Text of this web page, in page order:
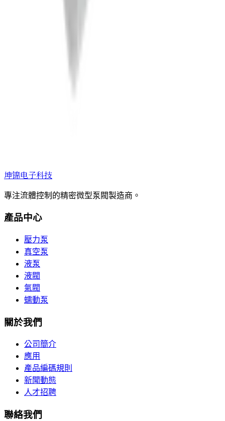
坤锦电子科技
專注流體控制的精密微型泵閥製造商。
產品中心
壓力泵
真空泵
液泵
液閥
氣閥
蠕動泵
關於我們
公司簡介
應用
產品編碼規則
新聞動態
人才招聘
聯絡我們